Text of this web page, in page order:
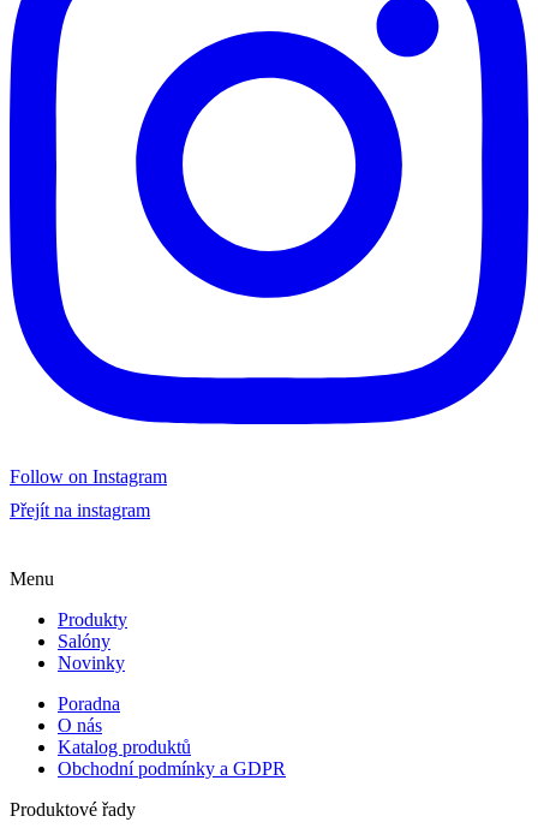
Follow on Instagram
Přejít na instagram
Menu
Produkty
Salóny
Novinky
Poradna
O nás
Katalog produktů
Obchodní podmínky a GDPR
Produktové řady